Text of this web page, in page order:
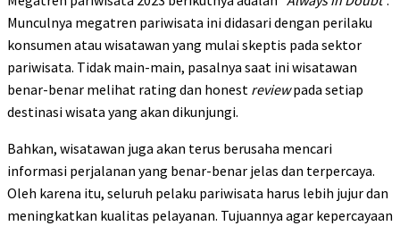
Munculnya megatren pariwisata ini didasari dengan perilaku
konsumen atau wisatawan yang mulai skeptis pada sektor
pariwisata. Tidak main-main, pasalnya saat ini wisatawan
benar-benar melihat rating dan honest reviewpada setiap
destinasi wisata yang akan dikunjungi.
Bahkan, wisatawan juga akan terus berusaha mencari
informasi perjalanan yang benar-benar jelas dan terpercaya.
Oleh karena itu, seluruh pelaku pariwisata harus lebih jujur dan
meningkatkan kualitas pelayanan. Tujuannya agar kepercayaan